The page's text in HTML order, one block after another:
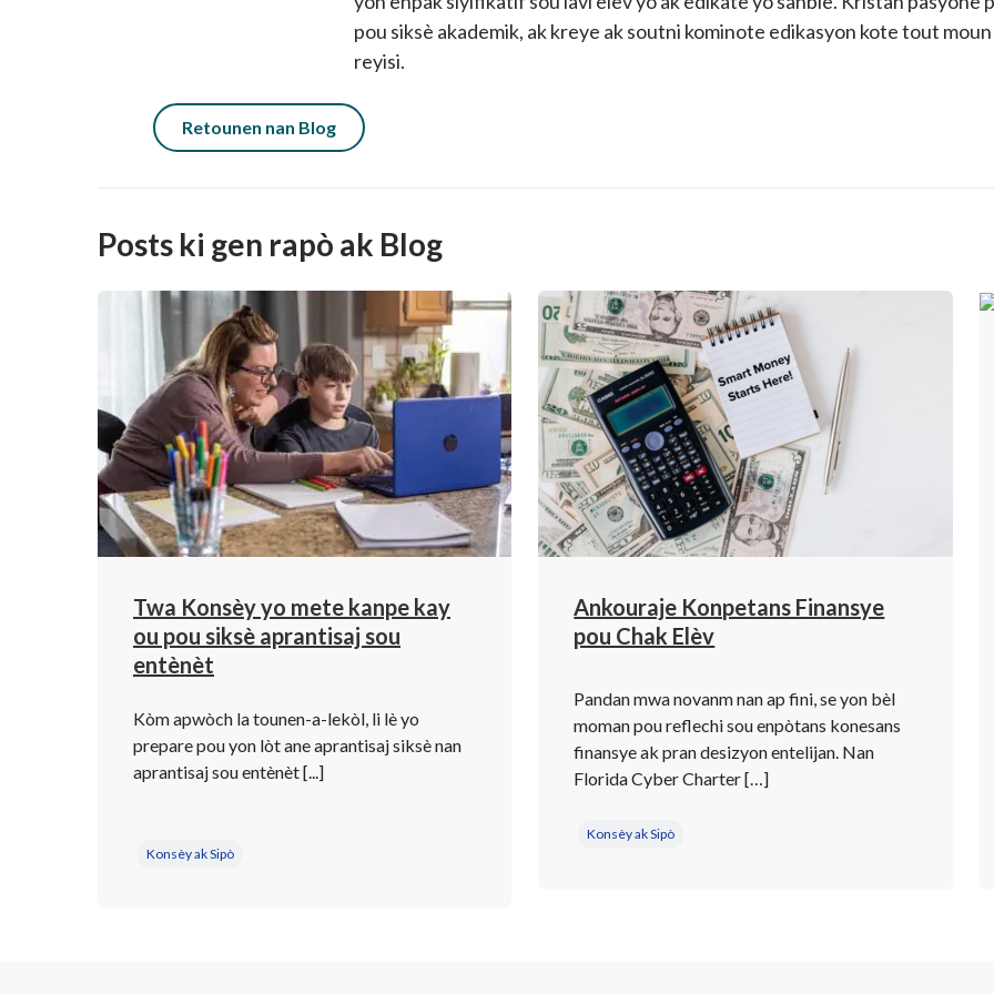
pou siksè akademik, ak kreye ak soutni kominote edikasyon kote tout
reyisi.
Retounen nan Blog
Posts ki gen rapò ak Blog
Twa Konsèy yo mete kanpe kay
ou pou siksè aprantisaj sou
entènèt
Kòm apwòch la tounen-a-lekòl, li lè yo
prepare pou yon lòt ane aprantisaj siksè nan
aprantisaj sou entènèt [...]
Konsèy ak Sipò
Ankouraje Konpetans Finansye
pou Chak Elèv
Pandan mwa novanm nan ap fini, se yon bèl
moman pou reflechi sou enpòtans konesans
finansye ak pran desizyon entelijan. Nan
Florida Cyber ​​Charter […]
Konsèy ak Sipò